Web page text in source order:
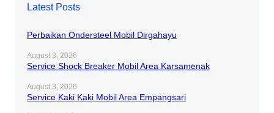
Latest Posts
Perbaikan Ondersteel Mobil Dirgahayu
August 3, 2026
Service Shock Breaker Mobil Area Karsamenak
August 3, 2026
Service Kaki Kaki Mobil Area Empangsari